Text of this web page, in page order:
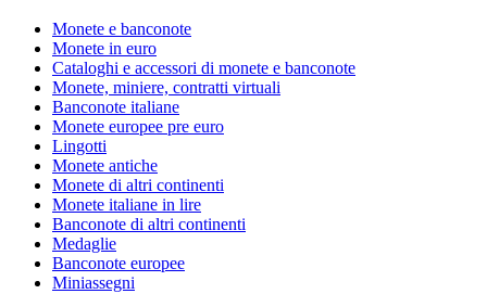
Monete e banconote
Monete in euro
Cataloghi e accessori di monete e banconote
Monete, miniere, contratti virtuali
Banconote italiane
Monete europee pre euro
Lingotti
Monete antiche
Monete di altri continenti
Monete italiane in lire
Banconote di altri continenti
Medaglie
Banconote europee
Miniassegni